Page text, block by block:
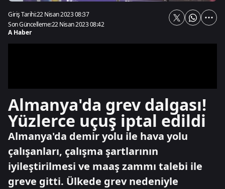
Giriş Tarihi:22 Nisan 2023 08:37
Son Güncelleme:22 Nisan 2023 08:42
A Haber
Almanya'da grev dalgası!
Yüzlerce uçuş iptal edildi
Almanya'da demir yolu ile hava yolu
çalışanları, çalışma şartlarının
iyileştirilmesi ve maaş zammı talebi ile
greve gitti. Ülkede grev nedeniyle